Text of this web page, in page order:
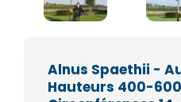
Alnus Spaethii -
Hauteurs 400-600